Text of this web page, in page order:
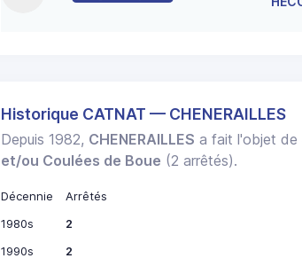
Historique CATNAT — CHENERAILLES
Depuis 1982, CHENERAILLES a fait l'objet de
et/ou Coulées de Boue (2 arrêtés).
Décennie
Arrêtés
1980s
2
1990s
2